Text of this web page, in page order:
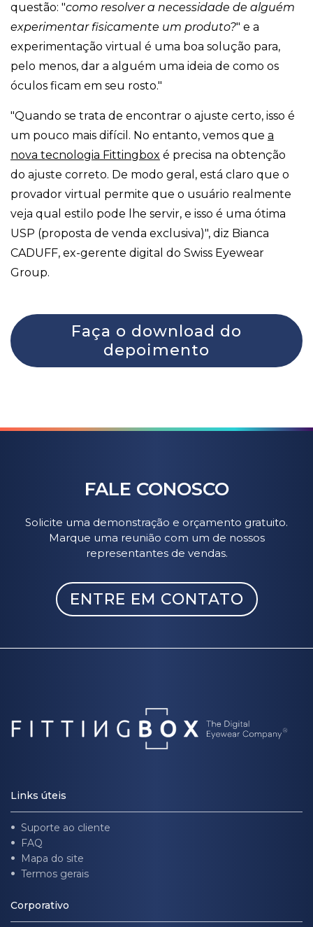
questão: "como resolver a necessidade de alguém
experimentar fisicamente um produto?" e a
experimentação virtual é uma boa solução para,
pelo menos, dar a alguém uma ideia de como os
óculos ficam em seu rosto."
"Quando se trata de encontrar o ajuste certo, isso é
um pouco mais difícil. No entanto, vemos que a
nova tecnologia Fittingbox é precisa na obtenção
do ajuste correto. De modo geral, está claro que o
provador virtual permite que o usuário realmente
veja qual estilo pode lhe servir, e isso é uma ótima
USP (proposta de venda exclusiva)", diz Bianca
CADUFF, ex-gerente digital do Swiss Eyewear
Group.
Faça o download do
depoimento
FALE CONOSCO
Solicite uma demonstração e orçamento gratuito.
Marque uma reunião com um de nossos
representantes de vendas.
ENTRE EM CONTATO
Links úteis
Suporte ao cliente
FAQ
Mapa do site
Termos gerais
Corporativo